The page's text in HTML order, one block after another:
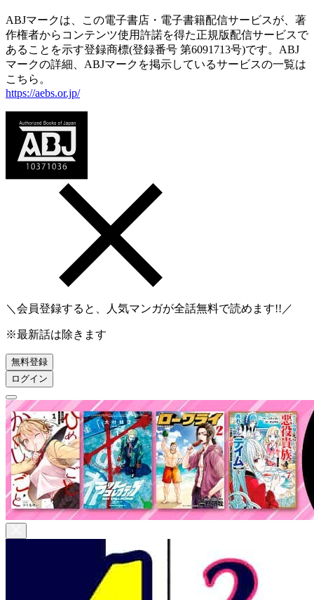
ABJマークは、この電子書店・電子書籍配信サービスが、著
作権者からコンテンツ使用許諾を得た正規版配信サービスで
あることを示す登録商標(登録番号 第6091713号)です。ABJ
マークの詳細、ABJマークを掲示しているサービスの一覧は
こちら。
https://aebs.or.jp/
＼会員登録すると、人気マンガが全話無料で読めます!!／
※最新話は除きます
無料登録
ログイン